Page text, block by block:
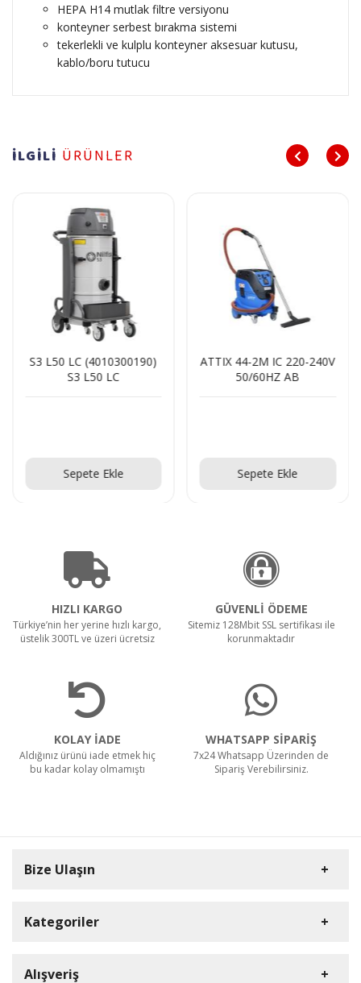
HEPA H14 mutlak filtre versiyonu
konteyner serbest bırakma sistemi
tekerlekli ve kulplu konteyner aksesuar kutusu,
kablo/boru tutucu
İLGİLİ ÜRÜNLER
S3 L50 LC (4010300190)
S3 L50 LC
Sepete Ekle
ATTIX 44-2M IC 220-240V
50/60HZ AB
Sepete Ekle
HIZLI KARGO
Türkiye’nin her yerine hızlı kargo,
üstelik 300TL ve üzeri ücretsiz
GÜVENLİ ÖDEME
Sitemiz 128Mbit SSL sertifikası ile
korunmaktadır
KOLAY İADE
Aldığınız ürünü iade etmek hiç
bu kadar kolay olmamıştı
WHATSAPP SİPARİŞ
7x24 Whatsapp Üzerinden de
Sipariş Verebilirsiniz.
Bize Ulaşın
Kategoriler
Alışveriş